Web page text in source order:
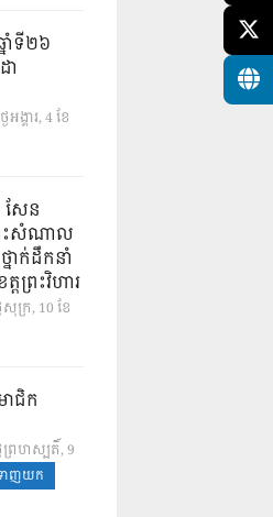
ាំទី២៦
ា
ៃ​អង្គារ, 4 ខែ​
សែន
ះសំណាល
ាក់ដឹកនាំ
តព្រះវិហារ
សុក្រ, 10 ខែ​
ជិក
ៃ​ព្រហស្បតិ៍, 9
ាញយក